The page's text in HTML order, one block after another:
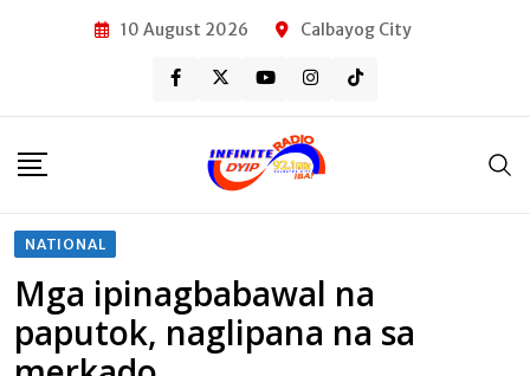
10 August 2026 Calbayog City
NATIONAL
Mga ipinagbabawal na
paputok, naglipana na sa